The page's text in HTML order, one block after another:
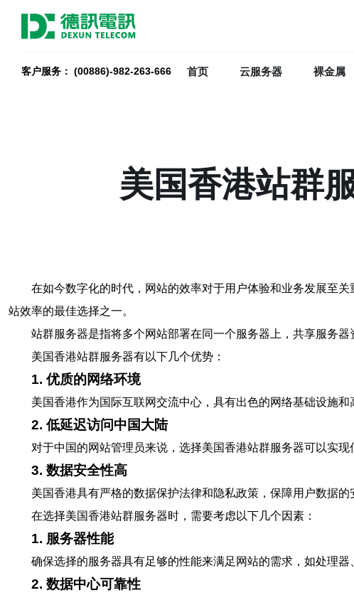
客户服务： (00886)-982-263-666 首页 云服务器 裸金属
美国香港站群
在如今数字化的时代，网站的效率对于用户体验和业务发展至
站效率的最佳选择之一。
站群服务器是指将多个网站部署在同一个服务器上，共享服务
美国香港站群服务器有以下几个优势：
1. 优质的网络环境
美国香港作为国际互联网交流中心，具有出色的网络基础设施
2. 低延迟访问中国大陆
对于中国的网站管理员来说，选择美国香港站群服务器可以实
3. 数据安全性高
美国香港具有严格的数据保护法律和隐私政策，保障用户数据
在选择美国香港站群服务器时，需要考虑以下几个因素：
1. 服务器性能
确保选择的服务器具有足够的性能来满足网站的需求，如处理器
2. 数据中心可靠性